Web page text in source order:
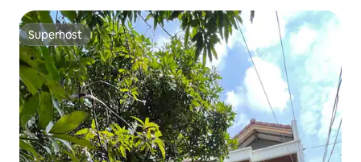
Superhost
Superhost